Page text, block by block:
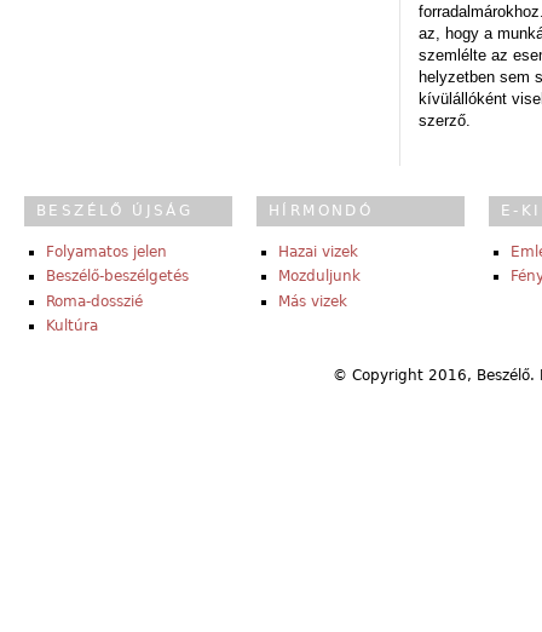
az, hogy a
szemlélte az
helyzetben sem
kívülállóként
szerző.
BESZÉLŐ ÚJSÁG
Folyamatos jelen
Beszélő-beszélgetés
Roma-dosszié
Kultúra
HÍRMONDÓ
Hazai vizek
Mozduljunk
Más vizek
E-
© Copyright 2016,